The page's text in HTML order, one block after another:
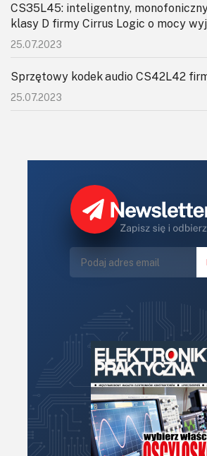
Czytelnia
Magazyny
Archiwum
Do pobrania
CS35L45: inteligentny,
klasy D firmy Cirrus Logic o mocy
25.07.2023
Sprzętowy kodek audio CS42L42
25.07.2023